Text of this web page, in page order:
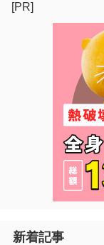
[PR]
新着記事